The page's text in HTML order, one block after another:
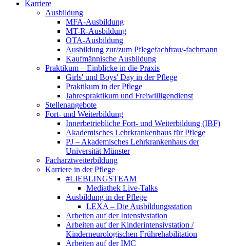
Karriere
Ausbildung
MFA-Ausbildung
MT-R-Ausbildung
OTA-Ausbildung
Ausbildung zur/zum Pflegefachfrau/-fachmann
Kaufmännische Ausbildung
Praktikum – Einblicke in die Praxis
Girls' und Boys' Day in der Pflege
Praktikum in der Pflege
Jahrespraktikum und Freiwilligendienst
Stellenangebote
Fort- und Weiterbildung
Innerbetriebliche Fort- und Weiterbildung (IBF)
Akademisches Lehrkrankenhaus für Pflege
PJ – Akademisches Lehrkrankenhaus der
Universität Münster
Facharztweiterbildung
Karriere in der Pflege
#LIEBLINGSTEAM
Mediathek Live-Talks
Ausbildung in der Pflege
LEXA – Die Ausbildungsstation
Arbeiten auf der Intensivstation
Arbeiten auf der Kinderintensivstation /
Kinderneurologischen Frührehabilitation
Arbeiten auf der IMC